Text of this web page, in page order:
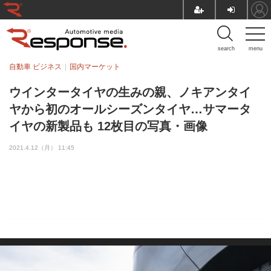
menu
search
ウインタータイヤの生みの親、ノキアンタイ
ヤから初のオールシーズンタイヤ…サマータ
イヤの新製品も 12枚目の写真・画像
自動車 ビジネス 国内マーケット
2021.4.12（月） 11:45